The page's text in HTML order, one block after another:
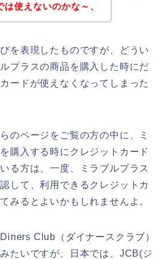
使えないのかな～、
を表現したものですが、どうい
プラスの商品を購入した時にだ
ードが使えなくなってしまった
のページをご覧の方の中に、ミ
購入する時にクレジットカード
る方は、一度、ミラブルプラス
して、利用できるクレジットカ
みるとよいかもしれませんよ。
Club（ダイナースクラブ）
たいですが、日本では、JCB(ジ